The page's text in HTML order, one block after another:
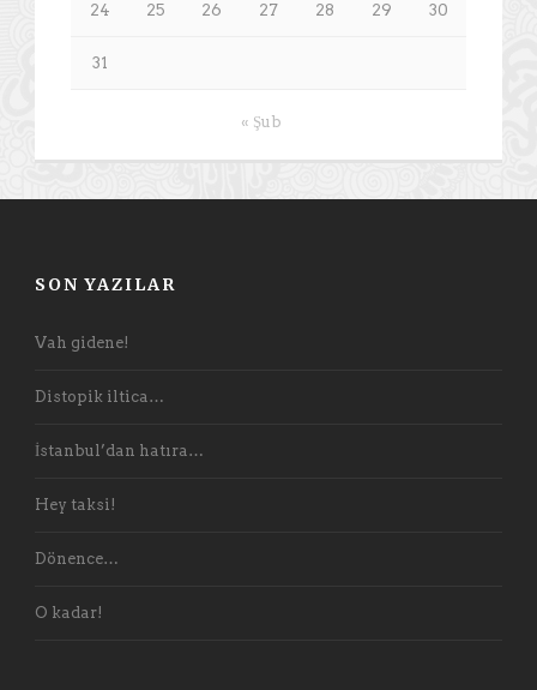
24 25 26 27 28 29 30
31
« Şub
SON YAZILAR
Vah gidene!
Distopik iltica…
İstanbul’dan hatıra…
Hey taksi!
Dönence…
O kadar!